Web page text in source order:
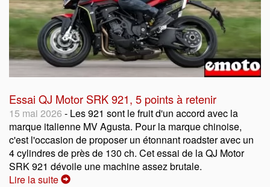
Essai QJ Motor SRK 921, 5 points à retenir
15 mai 2026 - Les 921 sont le fruit d'un accord avec la
marque italienne MV Agusta. Pour la marque chinoise,
c'est l'occasion de proposer un étonnant roadster avec un
4 cylindres de près de 130 ch. Cet essai de la QJ Motor
SRK 921 dévoile une machine assez brutale.
Lire la suite